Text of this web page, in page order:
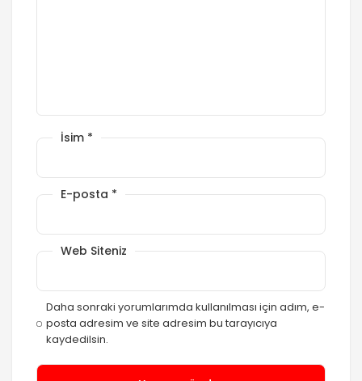
İsim *
E-posta *
Web Siteniz
Daha sonraki yorumlarımda kullanılması için adım, e-
posta adresim ve site adresim bu tarayıcıya
kaydedilsin.